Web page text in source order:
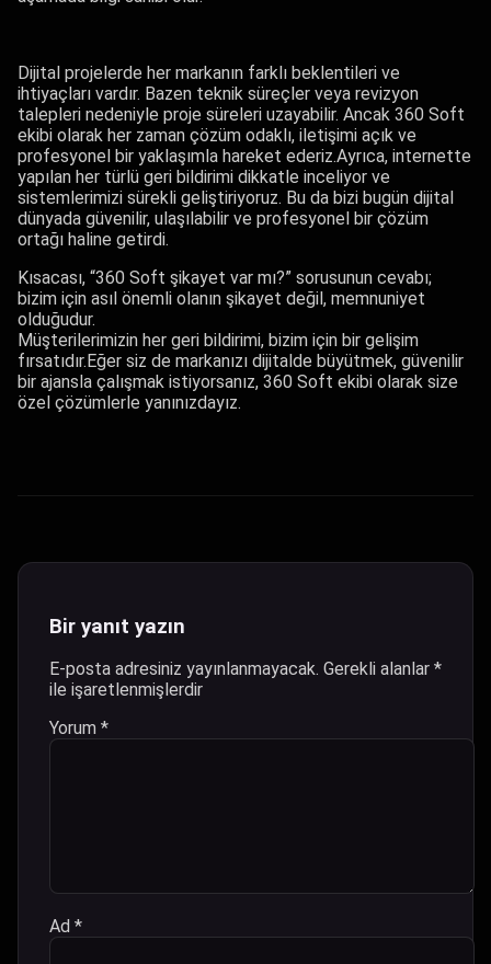
Dijital projelerde her markanın farklı beklentileri ve
ihtiyaçları vardır. Bazen teknik süreçler veya revizyon
talepleri nedeniyle proje süreleri uzayabilir. Ancak 360 Soft
ekibi olarak her zaman çözüm odaklı, iletişimi açık ve
profesyonel bir yaklaşımla hareket ederiz.Ayrıca, internette
yapılan her türlü geri bildirimi dikkatle inceliyor ve
sistemlerimizi sürekli geliştiriyoruz. Bu da bizi bugün dijital
dünyada güvenilir, ulaşılabilir ve profesyonel bir çözüm
ortağı haline getirdi.
Kısacası, “360 Soft şikayet var mı?” sorusunun cevabı;
bizim için asıl önemli olanın şikayet değil, memnuniyet
olduğudur.
Müşterilerimizin her geri bildirimi, bizim için bir gelişim
fırsatıdır.Eğer siz de markanızı dijitalde büyütmek, güvenilir
bir ajansla çalışmak istiyorsanız, 360 Soft ekibi olarak size
özel çözümlerle yanınızdayız.
Bir yanıt yazın
E-posta adresiniz yayınlanmayacak. Gerekli alanlar *
ile işaretlenmişlerdir
Yorum *
Ad *